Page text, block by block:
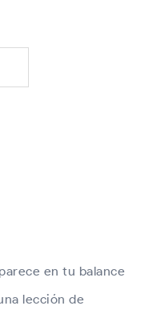
en tu balance
lección de